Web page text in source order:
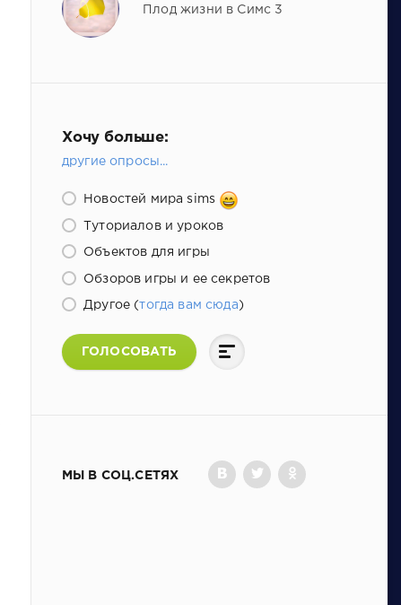
Плод жизни в Симс 3
Хочу больше:
другие опросы...
Новостей мира sims
Туториалов и уроков
Объектов для игры
Обзоров игры и ее секретов
Другое (тогда вам сюда)
ГОЛОСОВАТЬ
МЫ В СОЦ.СЕТЯХ